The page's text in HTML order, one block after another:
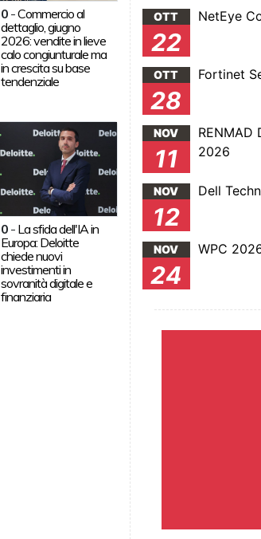
0 -Commercio al
dettaglio, giugno
2026: vendite in lieve
calo congiunturale ma
in crescita su base
tendenziale
0 - La sfida dell'IA in
Europa: Deloitte
chiede nuovi
investimenti in
sovranità digitale e
finanziaria
OTT
22
NetEye
OTT
28
Fortinet
NOV
11
RENMAD
2026
NOV
12
Dell
NOV
24
WPC